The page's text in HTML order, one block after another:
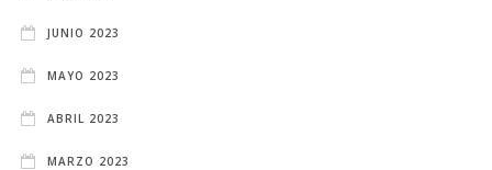
JUNIO 2023
MAYO 2023
ABRIL 2023
MARZO 2023